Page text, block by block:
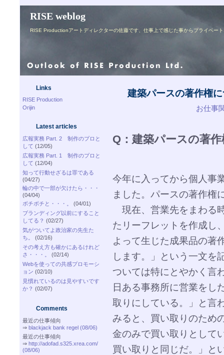
RISE weblog
RISE Productionアートディレクターの佐藤です、仕事上で感じた事からプライベー
Links
RISE Production
Orijin
Latest articles
広報実務 Part. 2 制作のプロと
して (12/05)
広報実務 Part. 1 制作のプロと
して (12/04)
知って行動せざるは罪である
(04/27)
輪の中で一部が欠けたら・・・
(04/04)
ボチボチと・・・。
(04/01)
ブランディング以前にすること
してる？ (02/27)
気がついてよ政治家の先生た
ち。
(02/16)
その考え方も確かにあるけれど
さ・・・。
(02/14)
Webを使っての共感プロモーシ
ョン (02/10)
見慣れているのは見やすいです
か？ (02/07)
Comments
最近の仕事傾向
⇒ blackjack bank regel (08/06)
最近の仕事傾向
⇒ http://adofad.s325.xrea.com/
(08/06)
建築パースの著作権
お仕事
Q：建築パースの著
今年に入ってから個人事
ました。パースの著作権
現在、営業先をまわる
たリーフレットを作成し
よって生じた成果品の著
します。」という一文を
ついては特にとやかく言
日ある事務所に営業をし
取りにしている。」と言
みると、買い取りのため
金のみで買い取りとして
買い取りと同じだ。」と